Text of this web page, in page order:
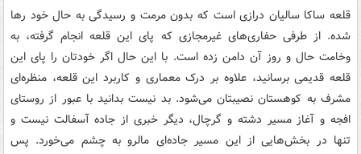
قلعه ساکا سالیان درازی است که بدون مرمت و رسیدگی به حال خود رها
شده. از طرفی حفاری‌های غیرمجازی که پای این قلعه انجام گرفته، به
وخامت حال و روز آن دامن زده است. با این حال اگر خودتان را پای این
قلعه قدیمی برسانید، علاوه بر درک معماری و کاربرد این قلعه، منظره‌ای
مشرف به کوهستان نصیبتان می‌شود. بد نیست بدانید با عبور از روستای
افجه و آغاز مسیر دشته و گرچال، دیگر خبری از جاده آسفالت نیست و
تنها در بخش‌هایی از این مسیر جاده‌ای مالرو به چشم می‌خورد. پس